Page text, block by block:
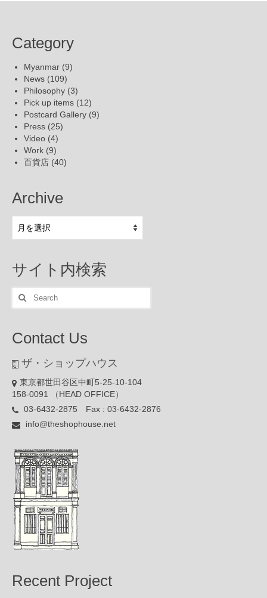
Category
Myanmar (9)
News (109)
Philosophy (3)
Pick up items (12)
Postcard Gallery (9)
Press (25)
Video (4)
Work (9)
百貨店 (40)
Archive
Archive
サイト内検索
Search
for:
Contact Us
ザ・ショップハウス
東京都世田谷区中町5-25-10-104
158-0091 （HEAD OFFICE）
03-6432-2875 Fax : 03-6432-2876
info@theshophouse.net
Recent Project